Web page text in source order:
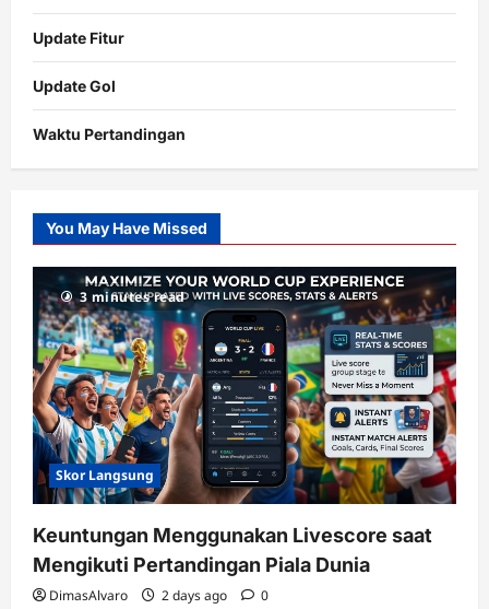
Update Fitur
Update Gol
Waktu Pertandingan
Slot
Gacor
RTP
terupdate
You May Have Missed
3 minutes read
Skor Langsung
Keuntungan Menggunakan Livescore saat
Mengikuti Pertandingan Piala Dunia
DimasAlvaro 2 days ago 0